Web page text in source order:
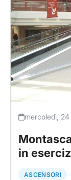
mercoledì, 24
in
ASCENSORI ·